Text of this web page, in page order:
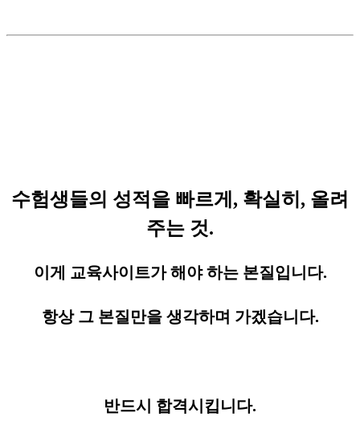
수험생들의 성적을 빠르게, 확실히, 올려
주는 것.
이게 교육사이트가 해야 하는 본질입니다.
항상 그 본질만을 생각하며 가겠습니다.
반드시 합격시킵니다.